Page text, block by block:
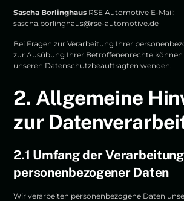
Sascha Borlinghaus RSE Automotive E-Mail:
sascha.borlinghaus@rse-automotive.de
Bei Fragen zur Verarbeitung Ihrer
zur Ausübung Ihrer Betroffenenrechte können
unseren Datenschutzbeauftragten wenden.
2. Allgemeine
zur
2.1 Umfang der Verarbeitung
personenbezogener Daten
Wir verarbeiten personenbezogene Daten